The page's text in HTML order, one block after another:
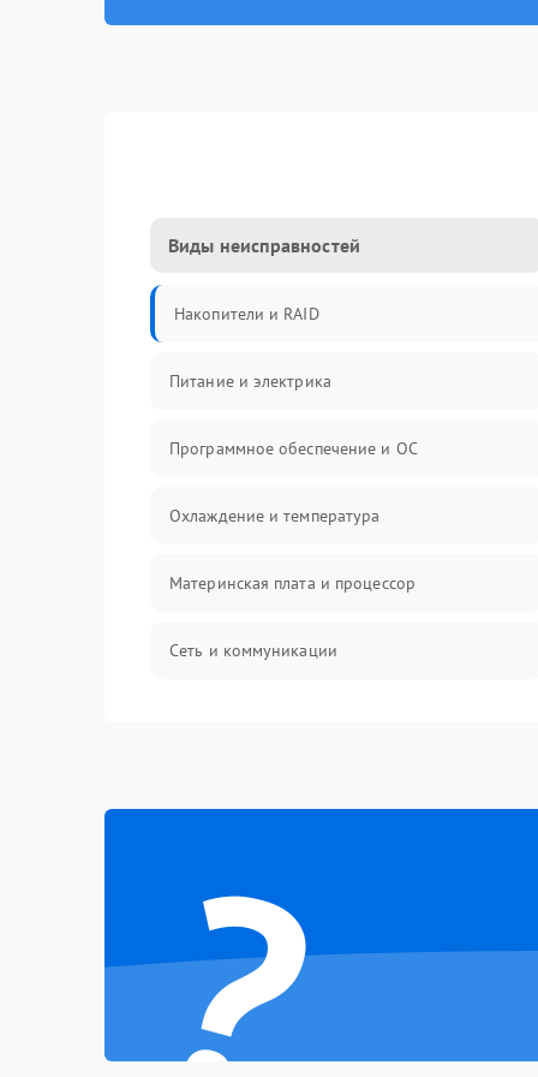
Виды неисправностей
Накопители и RAID
Питание и электрика
Программное обеспечение и ОС
Охлаждение и температура
Материнская плата и процессор
Сеть и коммуникации
Контроллеры и интерфейсы
Виртуализация и сервисы
Влага и внешние воздействия
?